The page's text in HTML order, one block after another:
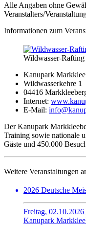
Alle Angaben ohne
Veranstalters/
Informationen zum
Wildwasser-
Kanupark
Wildwasserkehre 1
04416
Internet:
E-Mail:
Der Kanupark
Training sowie nationale
Gäste und 450.000
Weitere Veranstaltungen
2026 Deutsche
Freitag,
Kanupark